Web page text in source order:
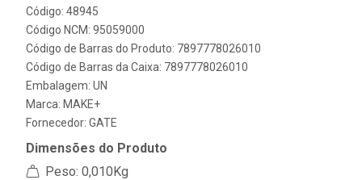
Código: 48945
Código NCM: 95059000
Código de Barras do Produto: 7897778026010
Código de Barras da Caixa: 7897778026010
Embalagem: UN
Marca: MAKE+
Fornecedor: GATE
Dimensões do Produto
Peso: 0,010Kg